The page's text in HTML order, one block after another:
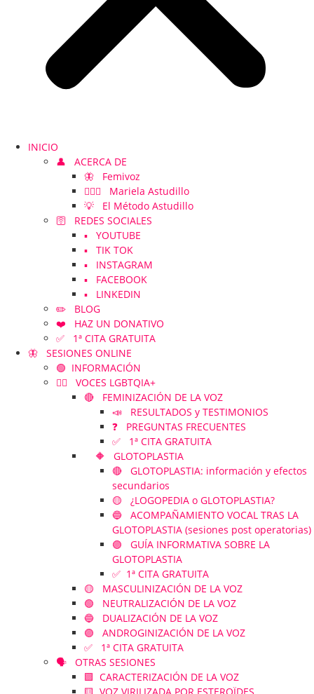
INICIO
👤 ACERCA DE
🦋 Femivoz
👱🏻‍♀️ Mariela Astudillo
💡 El Método Astudillo
🛜 REDES SOCIALES
▪️ YOUTUBE
▪️ TIK TOK
▪️ INSTAGRAM
▪️ FACEBOOK
▪️ LINKEDIN
✏️ BLOG
❤️ HAZ UN DONATIVO
✅ 1ª CITA GRATUITA
🦋 SESIONES ONLINE
🟢 INFORMACIÓN
🏳️‍🌈 VOCES LGBTQIA+
🔴 FEMINIZACIÓN DE LA VOZ
📣 RESULTADOS y TESTIMONIOS
❓ PREGUNTAS FRECUENTES
✅ 1ª CITA GRATUITA
🔶 GLOTOPLASTIA
🔴 GLOTOPLASTIA: información y efectos
secundarios
🟡 ¿LOGOPEDIA o GLOTOPLASTIA?
🔵 ACOMPAÑAMIENTO VOCAL TRAS LA
GLOTOPLASTIA (sesiones post operatorias)
🟣 GUÍA INFORMATIVA SOBRE LA
GLOTOPLASTIA
✅ 1ª CITA GRATUITA
🟡 MASCULINIZACIÓN DE LA VOZ
🟢 NEUTRALIZACIÓN DE LA VOZ
🔵 DUALIZACIÓN DE LA VOZ
🟣 ANDROGINIZACIÓN DE LA VOZ
✅ 1ª CITA GRATUITA
🗣️ OTRAS SESIONES
🟪 CARACTERIZACIÓN DE LA VOZ